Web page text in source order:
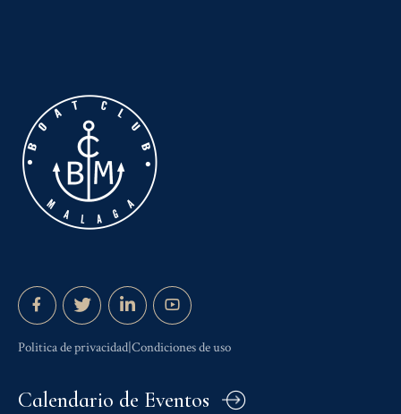
Politica de privacidad|Condiciones de uso
Calendario de Eventos